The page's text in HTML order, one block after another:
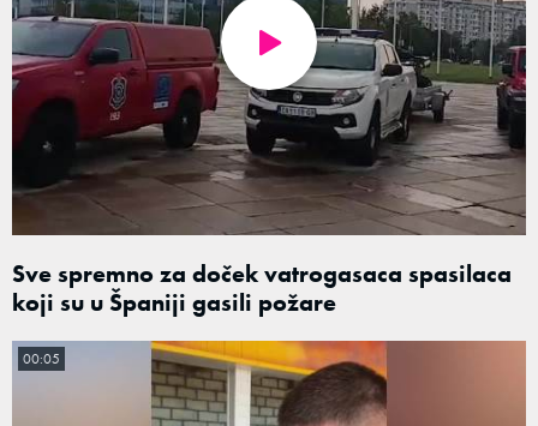
Sve spremno za doček vatrogasaca spasilaca
koji su u Španiji gasili požare
00:05